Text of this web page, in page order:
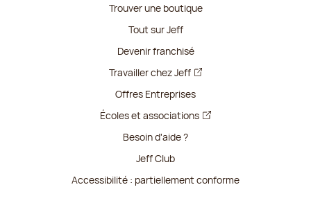
Trouver une boutique
Tout sur Jeff
Devenir franchisé
Travailler chez Jeff
Offres Entreprises
Écoles et associations
Besoin d'aide ?
Jeff Club
Accessibilité : partiellement conforme